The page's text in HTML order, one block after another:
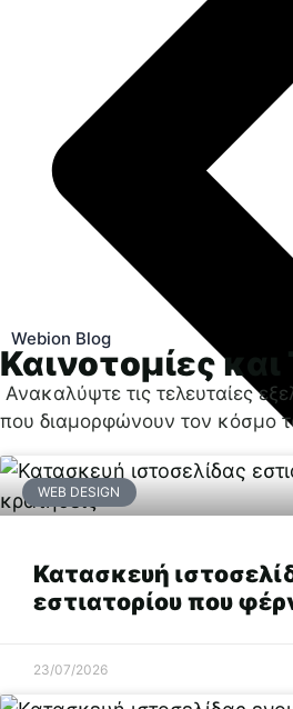
Προηγούμενο
Επόμενο
Webion Blog
Καινοτομίες και
Ανακαλύψτε τις τελευταίες
που διαμορφώνουν τον κόσμο
WEB DESIGN
Κατασκευή
εστιατορίου που
23/07/2026